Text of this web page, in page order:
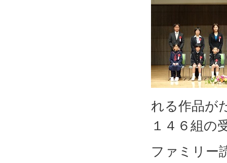
れる作品が
１４６組の
ファミリー